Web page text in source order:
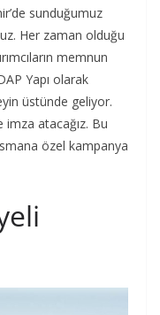
sunduğumuz
Her zaman olduğu
memnun
Yapı olarak
üstünde geliyor.
imza atacağız. Bu
özel kampanya